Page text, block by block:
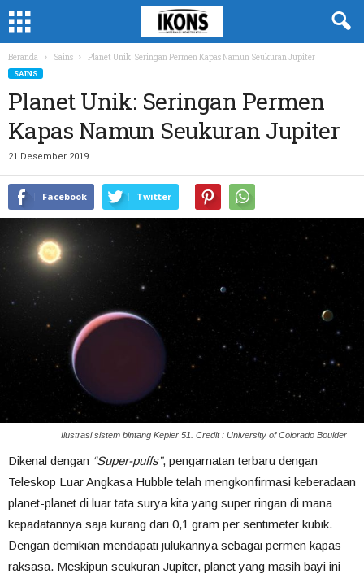
Beranda Sains Planet Unik: Seringan Permen Kapas Namun Seukuran Jupiter
SAINS
Planet Unik: Seringan Permen
Kapas Namun Seukuran Jupiter
21 Desember 2019
Facebook Twitter
Ilustrasi sistem bintang Kepler 51. Credit : University of Colorado Boulder
Dikenal dengan “Super-puffs”, pengamatan terbaru dengan
Teleskop Luar Angkasa Hubble telah mengkonfirmasi keberadaan
planet-planet di luar tata surya kita yang super ringan di mana
kepadatannya saja kurang dari 0,1 gram per sentimeter kubik.
Dengan demikian mendapati julukannya sebagai permen kapas
raksasa. Meskipun seukuran Jupiter, planet yang masih bayi ini